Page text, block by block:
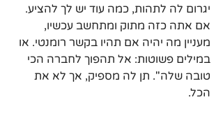
יגרום לה לתהות, כמה עוד יש לך להציע.
אם אתה כזה מתוק ומתחשב עכשיו,
מעניין מה יהיה אם תהיו בקשר רומנטי. או
במילים פשוטות: אל תהפוך לחברה הכי
טובה שלה". תן לה מספיק, אך לא את
הכל.